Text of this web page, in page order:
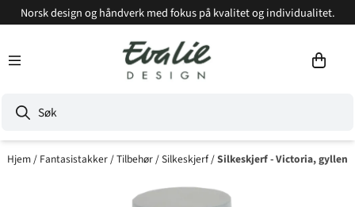
Hopp til innhold
Norsk design og håndverk med fokus på kvalitet og individualitet.
Hjem/ Fantasistakker/Tilbehør/Silkeskjerf/Silkeskjerf - Victoria, gyllen